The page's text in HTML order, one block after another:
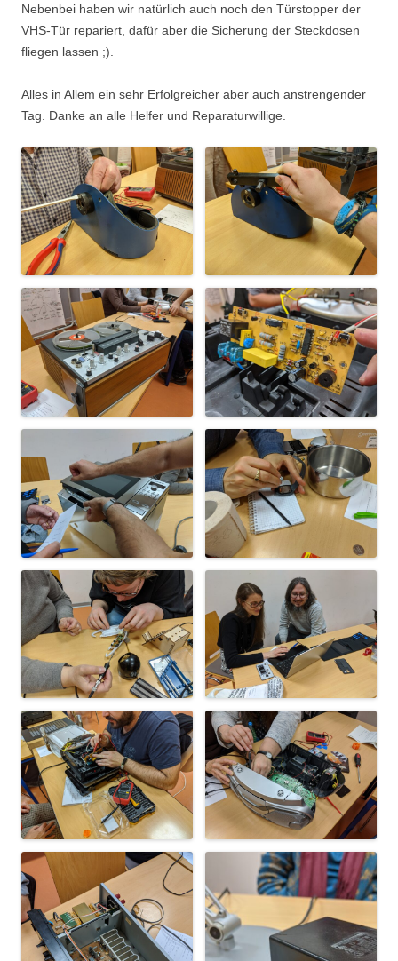
Nebenbei haben wir natürlich auch noch den Türstopper der
VHS-Tür repariert, dafür aber die Sicherung der Steckdosen
fliegen lassen ;).
Alles in Allem ein sehr Erfolgreicher aber auch anstrengender
Tag. Danke an alle Helfer und Reparaturwillige.